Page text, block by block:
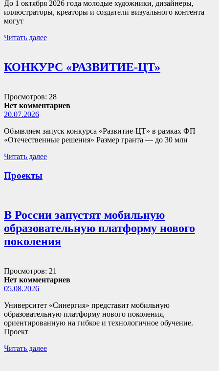
До 1 октября 2026 года молодые художники, дизайнеры,
иллюстраторы, креаторы и создатели визуального контента
могут
Читать далее
КОНКУРС «РАЗВИТИЕ-ЦТ»
Просмотров: 28
Нет комментариев
20.07.2026
Объявляем запуск конкурса «Развитие-ЦТ» в рамках ФП
«Отечественные решения» Размер гранта — до 30 млн
Читать далее
Проекты
В России запустят мобильную
образовательную платформу нового
поколения
Просмотров: 21
Нет комментариев
05.08.2026
Университет «Синергия» представит мобильную
образовательную платформу нового поколения,
ориентированную на гибкое и технологичное обучение.
Проект
Читать далее